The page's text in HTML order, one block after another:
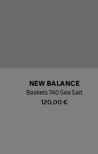
120,00 €
NEW BALANCE
Baskets 740 Sea Salt